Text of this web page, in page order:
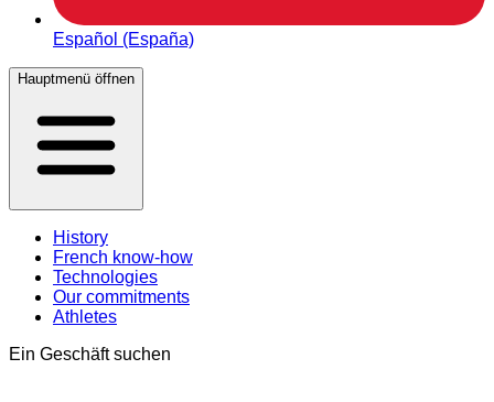
Español (España)
Hauptmenü öffnen
History
French know-how
Technologies
Our commitments
Athletes
Ein Geschäft suchen